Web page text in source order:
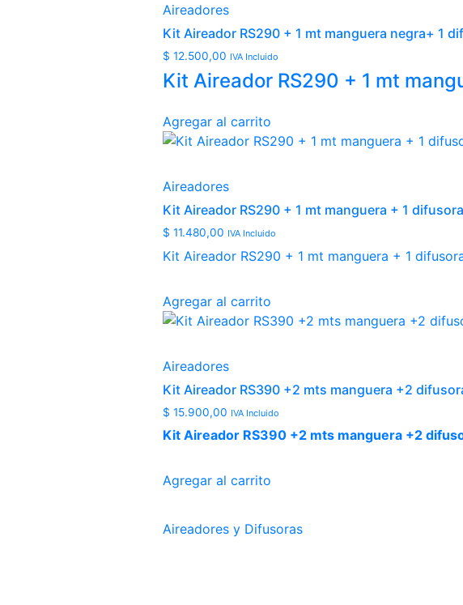
Aireadores
Kit Aireador RS290 + 1 mt manguera negra+ 1
$ 12.500,00 IVA Incluido
Kit Aireador RS290 + 1 mt
Agregar al carrito
Aireadores
Kit Aireador RS290 + 1 mt manguera + 1
$ 11.480,00 IVA Incluido
Kit Aireador RS290 + 1 mt manguera + 1
Agregar al carrito
Aireadores
Kit Aireador RS390 +2 mts manguera +2
$ 15.900,00 IVA Incluido
Kit Aireador RS390 +2 mts manguera +2
Agregar al carrito
Aireadores y Difusoras